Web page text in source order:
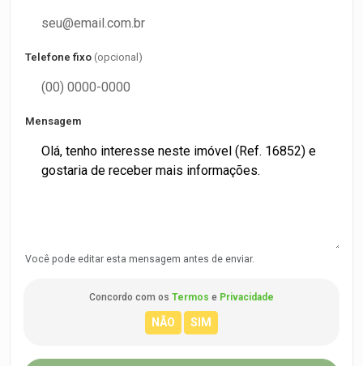
Telefone fixo (opcional)
Mensagem
Você pode editar esta mensagem antes de enviar.
Concordo com os Termos e Privacidade